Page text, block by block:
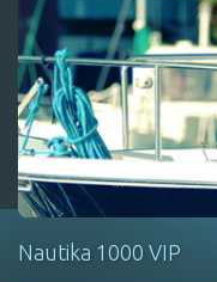
Nautika 1000 VIP